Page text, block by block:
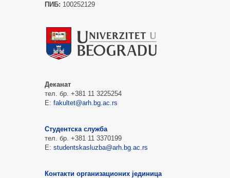
ПИБ: 100252129
Деканат
тел. бр. +381 11 3225254
Е: fakultet@arh.bg.ac.rs
Студентска служба
тел. бр. +381 11 3370199
Е: studentskasluzba@arh.bg.ac.rs
Контакти организационих јединица